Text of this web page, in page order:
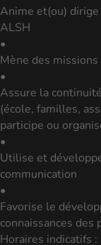
Anime et(ou)
ALSH
•
Mène des
•
Assure la
(école, familles,
participe ou
•
Utilise et
communication
•
Favorise le
connaissances
Horaires indicatifs :